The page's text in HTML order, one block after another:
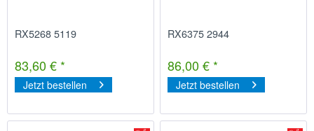
RX5268 5119
83,60 € *
Jetzt bestellen
RX6375 2944
86,00 € *
Jetzt bestellen